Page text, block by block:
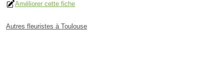
Améliorer cette fiche
Autres fleuristes à Toulouse